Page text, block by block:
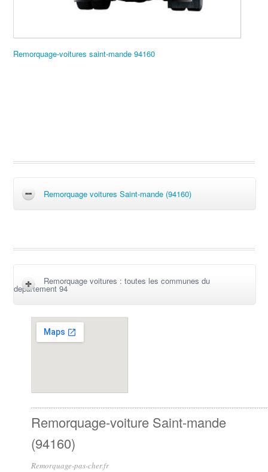
Remorquage-voitures saint-mande 94160
Remorquage voitures Saint-mande (94160)
Remorquage voitures : toutes les communes du
departement 94
Remorquage-voiture Saint-mande
(94160)
Remorquage-pas-cher.fr